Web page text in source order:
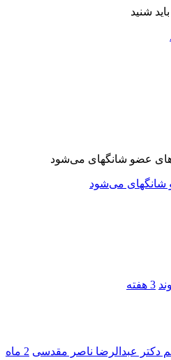
3 هفته
دکتر عبدالرضا ناصر مقدسی 2 ماه